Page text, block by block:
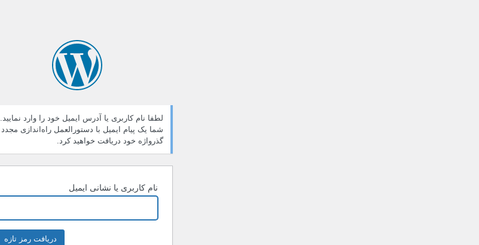
لطفا نام کاربری یا آدرس ایمیل خود را وارد نمایید.
شما یک پیام ایمیل با دستورالعمل راه‌اندازی مجدد
گذرواژه خود دریافت خواهید کرد.
نام کاربری یا نشانی ایمیل